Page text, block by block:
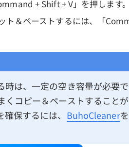
+ Shift + V」を押します
ト＆ペーストするには、「
は、一定の空き容量が必要
コピー＆ペーストすること
保するには、 BuhoCleaner